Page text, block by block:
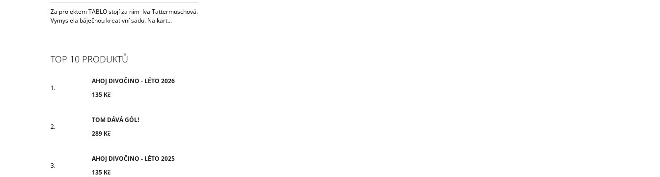
Za projektem TABLO stojí za ním Iva Tattermuschová.
Vymyslela báječnou kreativní sadu. Na kart...
TOP 10 PRODUKTŮ
AHOJ DIVOČINO - LÉTO 2026
135 Kč
TOM DÁVÁ GÓL!
289 Kč
AHOJ DIVOČINO - LÉTO 2025
135 Kč